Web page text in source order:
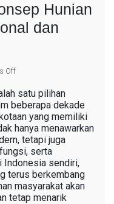
Hunian
dan
Off
satu pilihan
beberapa dekade
yang memiliki
hanya menawarkan
tetapi juga
serta
Indonesia sendiri,
terus berkembang
masyarakat akan
tetap menarik